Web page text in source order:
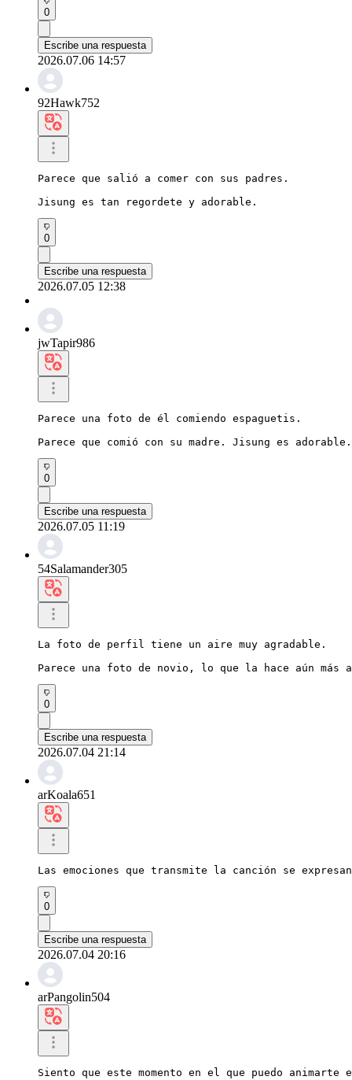
0
Escribe una respuesta
2026.07.06 14:57
92Hawk752
Parece que salió a comer con sus padres.
Jisung es tan regordete y adorable.
0
Escribe una respuesta
2026.07.05 12:38
jwTapir986
Parece una foto de él comiendo espaguetis.
Parece que comió con su madre. Jisung es adorable.
0
Escribe una respuesta
2026.07.05 11:19
54Salamander305
La foto de perfil tiene un aire muy agradable.
Parece una foto de novio, lo que la hace aún más
0
Escribe una respuesta
2026.07.04 21:14
arKoala651
Las emociones que transmite la canción se
0
Escribe una respuesta
2026.07.04 20:16
arPangolin504
Siento que este momento en el que puedo